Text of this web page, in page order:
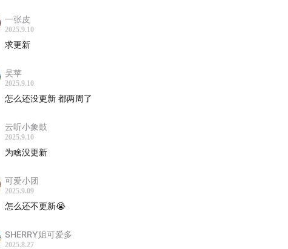
一张皮
2025.9.10
求更新
吴苹
2025.9.10
怎么还没更新 都两周了
云听小象鼓
2025.9.10
为啥没更新
可爱小团
2025.9.09
怎么还不更新😭
SHERRY姐可爱多
2025.8.27